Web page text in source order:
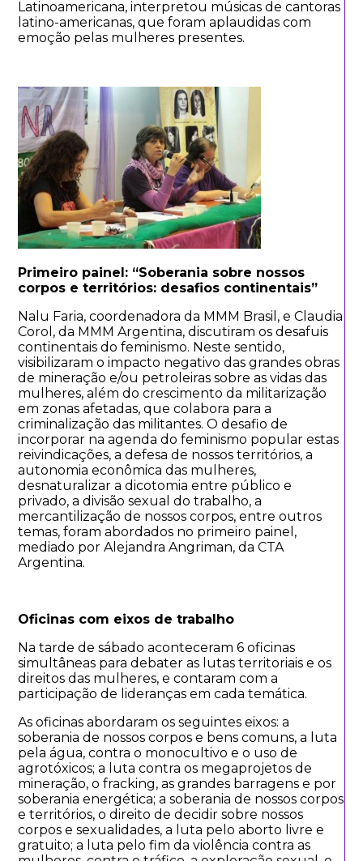
Latinoamericana, interpretou músicas de cantoras
latino-americanas, que foram aplaudidas com
emoção pelas mulheres presentes.
Primeiro painel: “Soberania sobre nossos
corpos e territórios: desafios continentais”
Nalu Faria, coordenadora da MMM Brasil, e Claudia
Corol, da MMM Argentina, discutiram os desafuis
continentais do feminismo. Neste sentido,
visibilizaram o impacto negativo das grandes obras
de mineração e/ou petroleiras sobre as vidas das
mulheres, além do crescimento da militarização
em zonas afetadas, que colabora para a
criminalização das militantes. O desafio de
incorporar na agenda do feminismo popular estas
reivindicações, a defesa de nossos territórios, a
autonomia econômica das mulheres,
desnaturalizar a dicotomia entre público e
privado, a divisão sexual do trabalho, a
mercantilização de nossos corpos, entre outros
temas, foram abordados no primeiro painel,
mediado por Alejandra Angriman, da CTA
Argentina.
Oficinas com eixos de trabalho
Na tarde de sábado aconteceram 6 oficinas
simultâneas para debater as lutas territoriais e os
direitos das mulheres, e contaram com a
participação de lideranças em cada temática.
As oficinas abordaram os seguintes eixos: a
soberania de nossos corpos e bens comuns, a luta
pela água, contra o monocultivo e o uso de
agrotóxicos; a luta contra os megaprojetos de
mineração, o fracking, as grandes barragens e por
soberania energética; a soberania de nossos corpos
e territórios, o direito de decidir sobre nossos
corpos e sexualidades, a luta pelo aborto livre e
gratuito; a luta pelo fim da violência contra as